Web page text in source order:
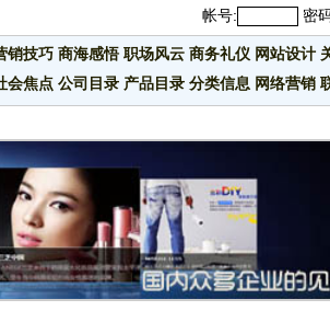
帐号: 密
销技巧 商海感悟 职场风云 商务礼仪 网站设计
会焦点 公司目录 产品目录 分类信息 网络营销